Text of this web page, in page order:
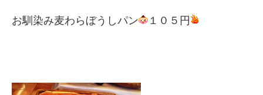
お馴染み麦わらぼうしパン １０５円